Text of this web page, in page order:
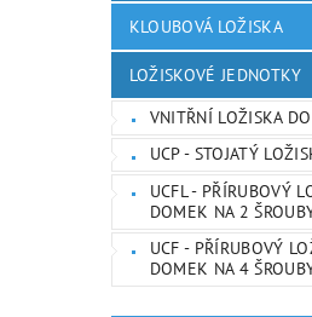
KLOUBOVÁ LOŽISKA
LOŽISKOVÉ JEDNOTKY
VNITŘNÍ LOŽISKA
UCP - STOJATÝ
UCFL - PŘÍRUBOVÝ
DOMEK NA 2
UCF - PŘÍRUBOVÝ
DOMEK NA 4